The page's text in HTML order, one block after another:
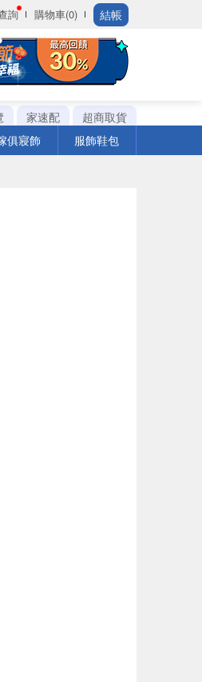
詢 購物車(0) 結帳
家速配
超商取貨
俱寢飾 服飾鞋包